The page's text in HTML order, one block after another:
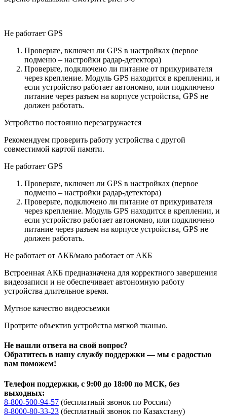
Не работает GPS
Проверьте, включен ли GPS в настройках (первое
подменю – настройки радар-детектора)
Проверьте, подключено ли питание от прикуривателя
через крепление. Модуль GPS находится в креплении, и
если устройство работает автономно, или подключено
питание через разъем на корпусе устройства, GPS не
должен работать.
Устройство постоянно перезагружается
Рекомендуем проверить работу устройства с другой
совместимой картой памяти.
Не работает GPS
Проверьте, включен ли GPS в настройках (первое
подменю – настройки радар-детектора)
Проверьте, подключено ли питание от прикуривателя
через крепление. Модуль GPS находится в креплении, и
если устройство работает автономно, или подключено
питание через разъем на корпусе устройства, GPS не
должен работать.
Не работает от АКБ/мало работает от АКБ
Встроенная АКБ предназначена для корректного завершения
видеозаписи и не обеспечивает автономную работу
устройства длительное время.
Мутное качество видеосъемки
Протрите объектив устройства мягкой тканью.
Не нашли ответа на свой вопрос?
Обратитесь в нашу службу поддержки — мы с радостью
вам поможем!
Телефон поддержки, с 9:00 до 18:00 по МСК, без
выходных:
8-800-500-94-57 (бесплатный звонок по России)
8-8000-80-33-23 (бесплатный звонок по Казахстану)